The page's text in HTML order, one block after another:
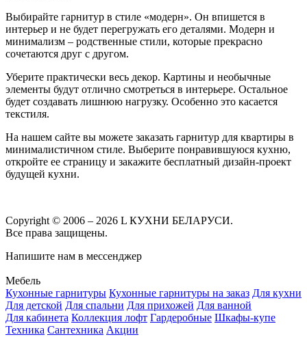
Выбирайте гарнитур в стиле «модерн». Он впишется в
интерьер и не будет перегружать его деталями. Модерн и
минимализм – родственные стили, которые прекрасно
сочетаются друг с другом.
Уберите практически весь декор. Картины и необычные
элементы будут отлично смотреться в интерьере. Остальное
будет создавать лишнюю нагрузку. Особенно это касается
текстиля.
На нашем сайте вы можете заказать гарнитур для квартиры в
минималистичном стиле. Выберите понравившуюся кухню,
откройте ее страницу и закажите бесплатный дизайн-проект
будущей кухни.
Copyright © 2006 – 2026 L КУХНИ БЕЛАРУСИ.
Все права защищены.
Напишите нам в мессенджер
Мебель
Кухонные гарнитуры Кухонные гарнитуры на заказ Для кухни
Для детской Для спальни Для прихожей Для ванной
Для кабинета Коллекция лофт Гардеробные Шкафы-купе
Техника Сантехника Акции